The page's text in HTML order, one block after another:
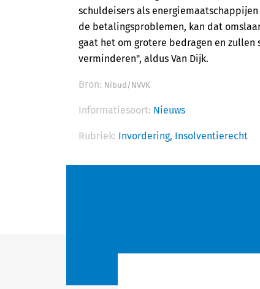
schuldeisers als
de betalingsproblemen, kan dat
gaat het om grotere bedragen en
verminderen", aldus Van Dijk.
Bron: Nibud/NVVK
Informatiesoort: Nieuws
Rubriek: Invordering, Insolventierecht